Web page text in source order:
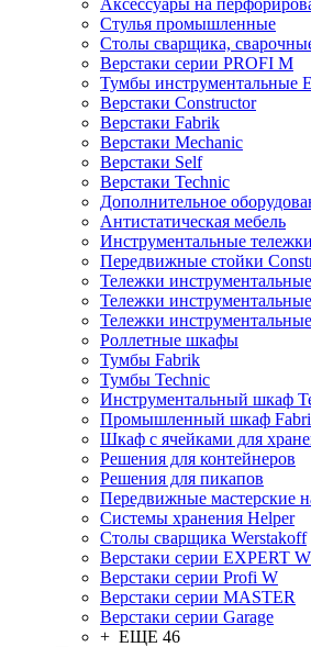
Аксессуары на
Стулья промышленные
Столы сварщика,
Верстаки серии PROFI M
Тумбы инструментальные
Верстаки Constructor
Верстаки Fabrik
Верстаки Mechanic
Верстаки Self
Верстаки Technic
Дополнительное
Антистатическая мебель
Инструментальные
Передвижные стойки
Тележки
Тележки
Тележки
Роллетные шкафы
Тумбы Fabrik
Тумбы Technic
Инструментальный шкаф
Промышленный шкаф
Шкаф с ячейками для
Решения для контейнеров
Решения для пикапов
Передвижные мастерские
Системы хранения Helper
Столы сварщика Werstakoff
Верстаки серии EXPERT
Верстаки серии Profi W
Верстаки серии MASTER
Верстаки серии Garage
+ ЕЩЕ 46